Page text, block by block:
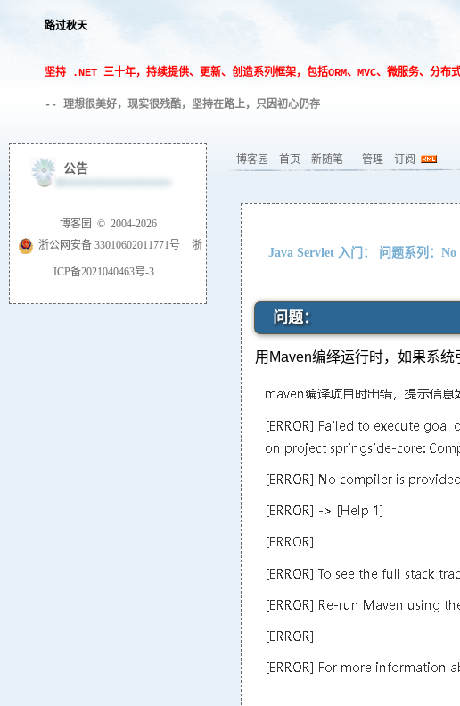
路过秋天
坚持 .NET 三十年，持续提供、更新、创造系列框架，包括ORM、MVC、微服务、分
-- 理想很美好，现实很残酷，坚持在路上，只因初心仍存
博客园 首页 新随笔 管理 订阅
Java Servlet 入门： 问题系列：
问题：
用Maven编绎运行时，如果系
公告
博客园 © 2004-2026
浙公网安备 33010602011771号
浙
ICP备2021040463号-3